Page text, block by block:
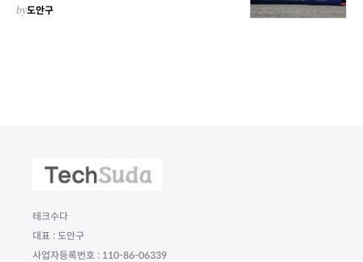
by도안구
테크수다
대표 : 도안구
사업자등록번호 : 110-86-06339